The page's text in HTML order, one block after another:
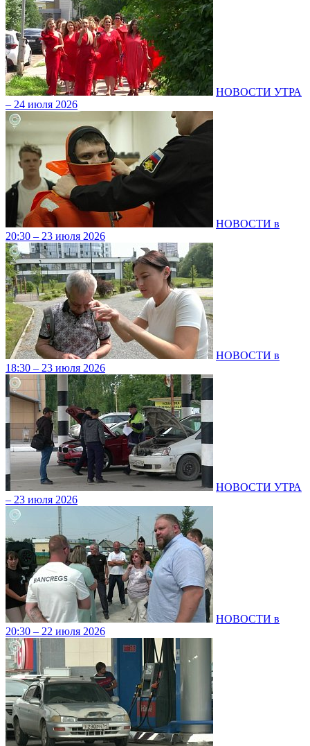
НОВОСТИ УТРА
– 24 июля 2026
НОВОСТИ в
20:30 – 23 июля 2026
НОВОСТИ в
18:30 – 23 июля 2026
НОВОСТИ УТРА
– 23 июля 2026
НОВОСТИ в
20:30 – 22 июля 2026